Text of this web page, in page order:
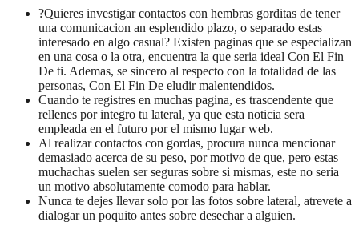
?Quieres investigar contactos con hembras gorditas de tener
una comunicacion an esplendido plazo, o separado estas
interesado en algo casual? Existen paginas que se especializan
en una cosa o la otra, encuentra la que seri­a ideal Con El Fin
De ti. Ademas, se sincero al respecto con la totalidad de las
personas, Con El Fin De eludir malentendidos.
Cuando te registres en muchas pagina, es trascendente que
rellenes por integro tu lateral, ya que esta noticia sera
empleada en el futuro por el mismo lugar web.
Al realizar contactos con gordas, procura nunca mencionar
demasiado acerca de su peso, por motivo de que, pero estas
muchachas suelen ser seguras sobre si mismas, este no seri­a
un motivo absolutamente comodo para hablar.
Nunca te dejes llevar solo por las fotos sobre lateral, atrevete a
dialogar un poquito antes sobre desechar a alguien.